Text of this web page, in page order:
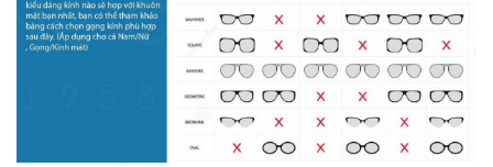
Một trong những tính năng đáng chú ý của gọng
kính Molsion 6001 là đệm mũi có thể điều chỉnh linh
hoạt, giúp kính ôm khít mũi, tạo cảm giác chắc
chắn mà vẫn dễ chịu. Đây là chi tiết tuy nhỏ nhưng
lại ảnh hưởng lớn đến trải nghiệm sử dụng, đặc biệt
với những ai có sống mũi thấp hoặc thường xuyên